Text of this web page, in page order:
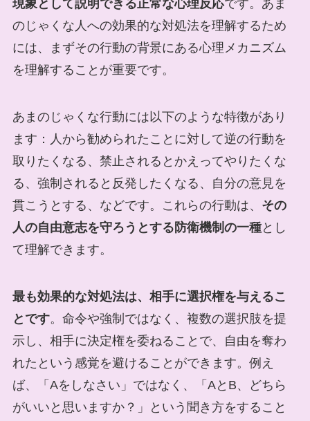
現象として説明できる正常な心理反応です。あま
のじゃくな人への効果的な対処法を理解するため
には、まずその行動の背景にある心理メカニズム
を理解することが重要です。
あまのじゃくな行動には以下のような特徴があり
ます：人から勧められたことに対して逆の行動を
取りたくなる、禁止されるとかえってやりたくな
る、強制されると反発したくなる、自分の意見を
貫こうとする、などです。これらの行動は、 その
人の自由意志を守ろうとする防衛機制の一種とし
て理解できます。
最も効果的な対処法は、相手に選択権を与えるこ
とです。命令や強制ではなく、複数の選択肢を提
示し、相手に決定権を委ねることで、自由を奪わ
れたという感覚を避けることができます。例え
ば、「Aをしなさい」ではなく、「AとB、どちら
がいいと思いますか？」という聞き方をすること